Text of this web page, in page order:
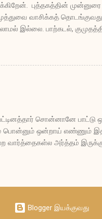
புத்தகத்தின்
வாசிக்கத்
இல்லை. பாற்கடல்,
திரைப்படங்களில் நீங்கள்
பேசினால் அனுபவம்
களமிழந்த
சவரத் தொழிலாளி;
பட்டினத்தார் சொன்னானே
ஒன்றாய் எண்ணும்
அர்த்தம் இருக்குற
திடீர்னு நினைவுல வந்து
மனசு எனக்கு வேண்டாம்,
போற துறவி மாதிரி
போட்டுக்கிறோம். ஓட்டையும்
Blogger இயக்குவது